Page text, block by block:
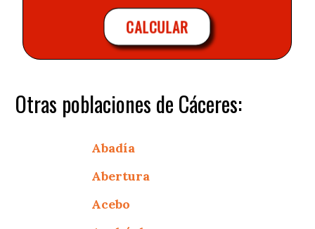
CALCULAR
Otras poblaciones de Cáceres:
Abadía
Abertura
Acebo